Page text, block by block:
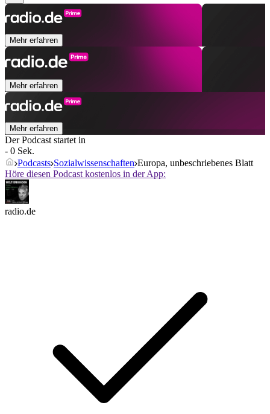
Mehr erfahren
Mehr erfahren
Mehr erfahren
Der Podcast startet in
- 0 Sek.
Podcasts Sozialwissenschaften Europa, unbeschriebenes Blatt
Höre diesen Podcast kostenlos in der App:
radio.de